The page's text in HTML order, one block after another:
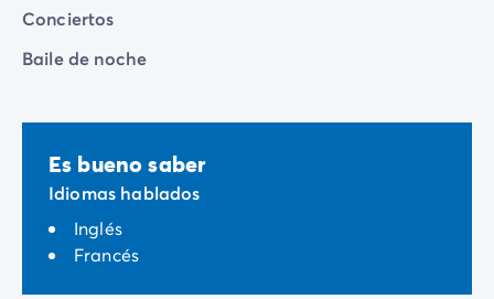
Conciertos
Baile de noche
Es bueno saber
Idiomas hablados
Inglés
Francés